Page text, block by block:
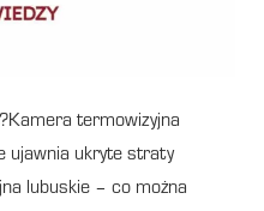
termowizyjna
ujawnia ukryte straty
lubuskie – co można